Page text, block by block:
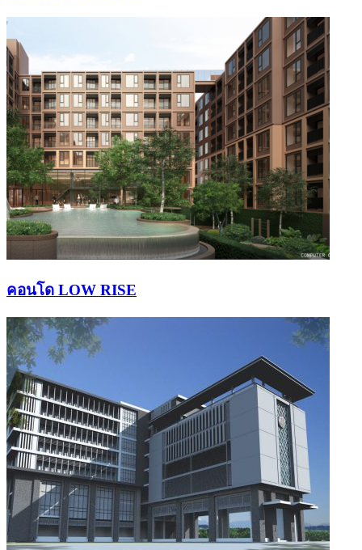
คอนโด LOW RISE